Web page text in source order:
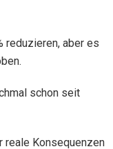
reduzieren, aber es
schon seit
reale Konsequenzen